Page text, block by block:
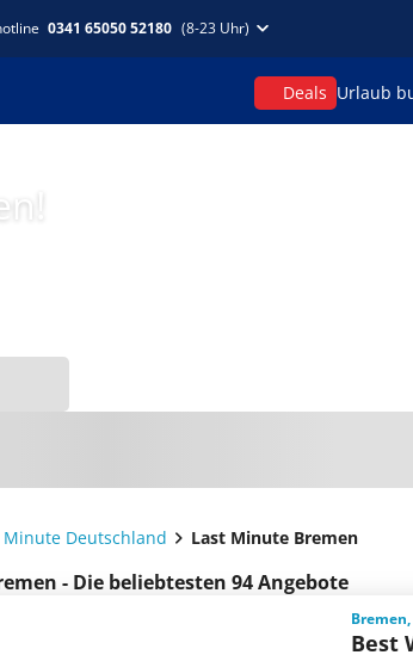
0341 65050 52180 (8-23 Uhr)
Deals Urlaub
Minute Deutschland Last Minute Bremen
- Die beliebtesten 94 Angebote
Best